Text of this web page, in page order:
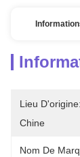
Lieu D'origine:
Chine
Nom De